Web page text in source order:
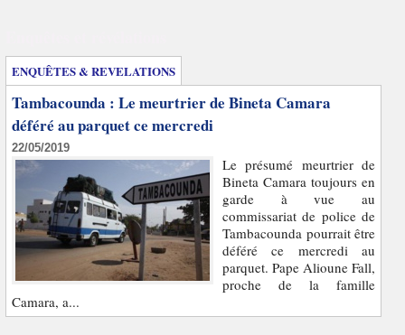
ENQUÊTES & REVELATIONS
Tambacounda : Le meurtrier de Bineta Camara
déféré au parquet ce mercredi
22/05/2019
Le présumé meurtrier de
Bineta Camara toujours en
garde à vue au
commissariat de police de
Tambacounda pourrait être
déféré ce mercredi au
parquet. Pape Alioune Fall,
proche de la famille
Camara, a...